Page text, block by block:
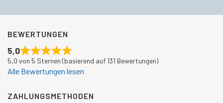
BEWERTUNGEN
5,0
5,0 von 5 Sternen (basierend auf 131 Bewertungen)
Alle Bewertungen lesen
ZAHLUNGSMETHODEN